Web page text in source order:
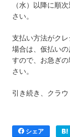
（水）以降に順
さい。
支払い方法がク
場合は、仮払い
すので、お急ぎ
さい。
引き続き、クラ
シェア